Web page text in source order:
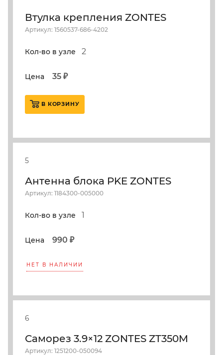
Втулка крепления ZONTES
Артикул: 1560537-686-4202
Кол-во в узле 2
Цена 35 ₽
В КОРЗИНУ
5
Антенна блока PKE ZONTES
Артикул: 1184300-005000
Кол-во в узле 1
Цена 990 ₽
НЕТ В НАЛИЧИИ
6
Саморез 3.9×12 ZONTES ZT350M
Артикул: 1251200-050094